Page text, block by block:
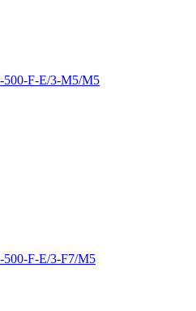
500-F-E/3-M5/M5
F-E/3-F7/M5